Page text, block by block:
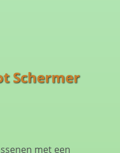
Schermer
met een